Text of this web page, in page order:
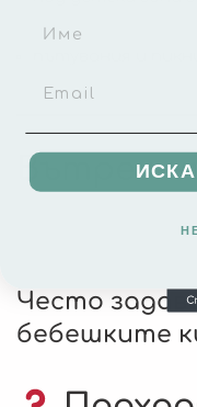
Виж всички
Често
бебешките